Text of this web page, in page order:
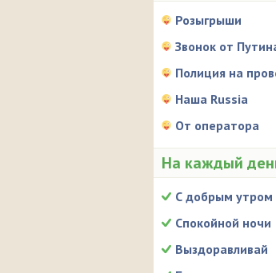
Розыгрыши
Звонок от
Полиция на
Наша Russia
От оператора
На каждый
С добрым утром
Спокойной ночи
Выздоравливай